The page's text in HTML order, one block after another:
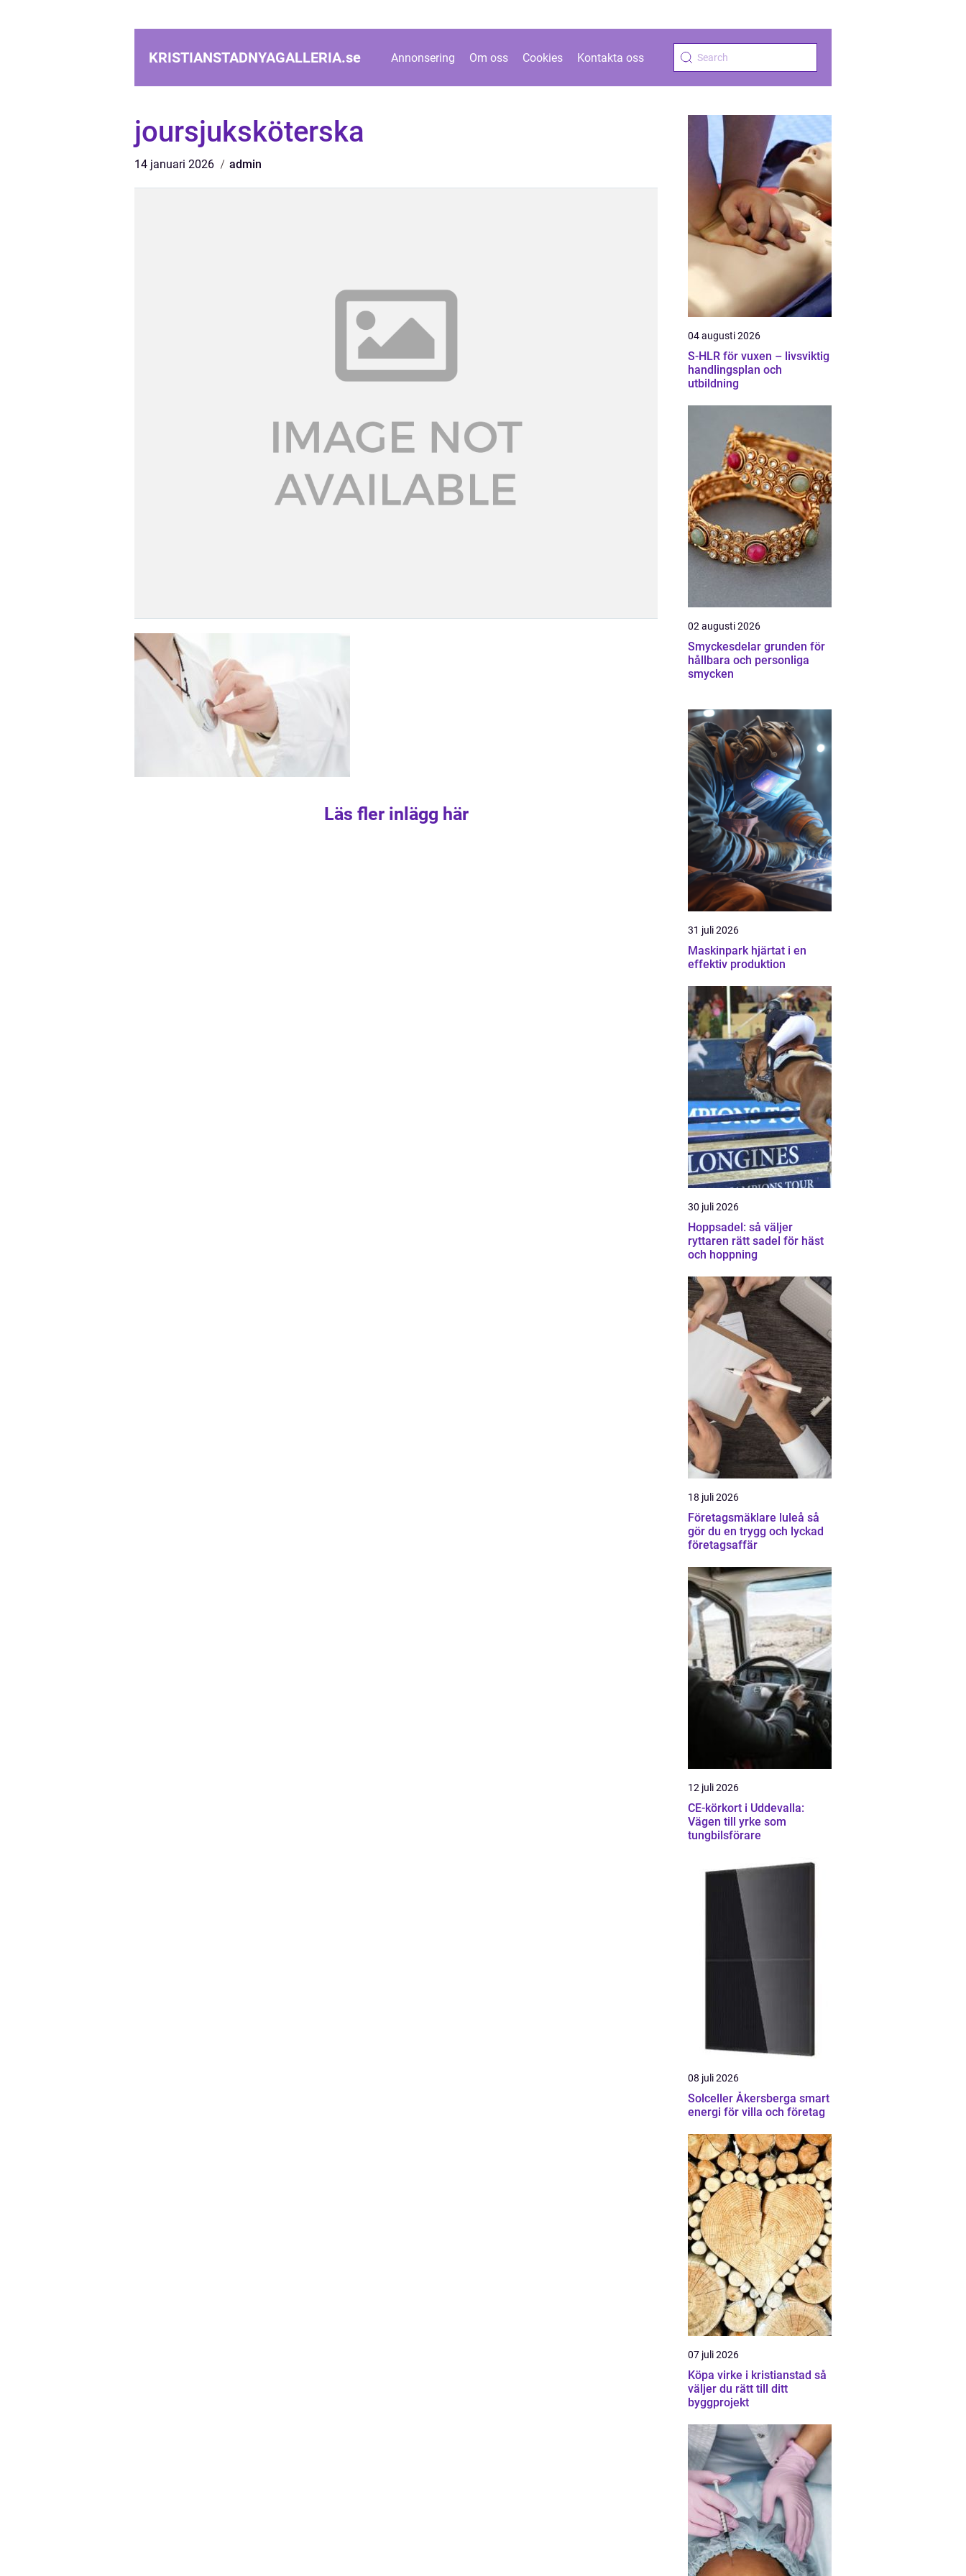
KRISTIANSTADNYAGALLERIA.se Annonsering Om oss Cookies Kontakta oss
joursjuksköterska
14 januari 2026 admin
Läs fler inlägg här
04 augusti 2026
S-HLR för vuxen – livsviktig
handlingsplan och
utbildning
02 augusti 2026
Smyckesdelar grunden för
hållbara och personliga
smycken
31 juli 2026
Maskinpark hjärtat i en
effektiv produktion
30 juli 2026
Hoppsadel: så väljer
ryttaren rätt sadel för häst
och hoppning
18 juli 2026
Företagsmäklare luleå så
gör du en trygg och lyckad
företagsaffär
12 juli 2026
CE-körkort i Uddevalla:
Vägen till yrke som
tungbilsförare
08 juli 2026
Solceller Åkersberga smart
energi för villa och företag
07 juli 2026
Köpa virke i kristianstad så
väljer du rätt till ditt
byggprojekt